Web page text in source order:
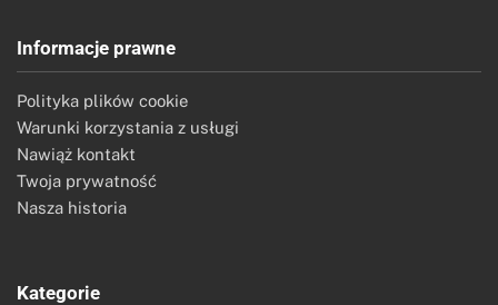
Informacje prawne
Polityka plików cookie
Warunki korzystania z usługi
Nawiąż kontakt
Twoja prywatność
Nasza historia
Kategorie